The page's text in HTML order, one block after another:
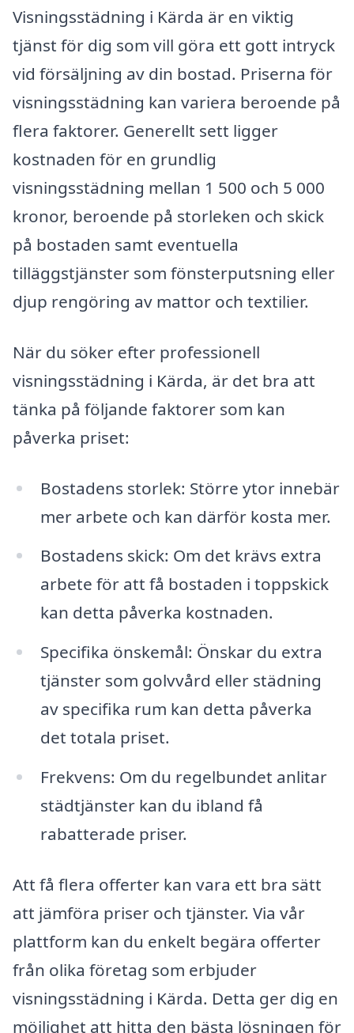
Visningsstädning i Kärda är en viktig
tjänst för dig som vill göra ett gott intryck
vid försäljning av din bostad. Priserna för
visningsstädning kan variera beroende på
flera faktorer. Generellt sett ligger
kostnaden för en grundlig
visningsstädning mellan 1 500 och 5 000
kronor, beroende på storleken och skick
på bostaden samt eventuella
tilläggstjänster som fönsterputsning eller
djup rengöring av mattor och textilier.
När du söker efter professionell
visningsstädning i Kärda, är det bra att
tänka på följande faktorer som kan
påverka priset:
Bostadens storlek: Större ytor innebär
mer arbete och kan därför kosta mer.
Bostadens skick: Om det krävs extra
arbete för att få bostaden i toppskick
kan detta påverka kostnaden.
Specifika önskemål: Önskar du extra
tjänster som golvvård eller städning
av specifika rum kan detta påverka
det totala priset.
Frekvens: Om du regelbundet anlitar
städtjänster kan du ibland få
rabatterade priser.
Att få flera offerter kan vara ett bra sätt
att jämföra priser och tjänster. Via vår
plattform kan du enkelt begära offerter
från olika företag som erbjuder
visningsstädning i Kärda. Detta ger dig en
möjlighet att hitta den bästa lösningen för